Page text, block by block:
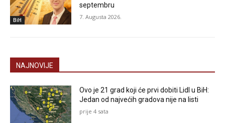
BiH
septembru
7. Augusta 2026.
NAJNOVIJE
Ovo je 21 grad koji će prvi dobiti Lidl u BiH:
Jedan od najvećih gradova nije na listi
prije 4 sata